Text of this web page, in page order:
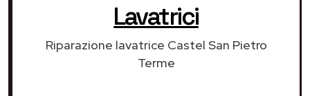
Lavatrici
Riparazione lavatrice Castel San Pietro
Terme